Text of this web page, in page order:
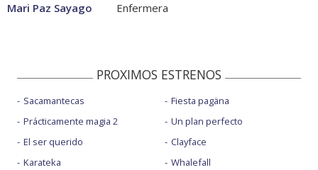
Mari Paz Sayago
Enfermera
PROXIMOS ESTRENOS
Sacamantecas
Prácticamente magia 2
El ser querido
Karateka
Fiesta pagäna
Un plan perfecto
Clayface
Whalefall